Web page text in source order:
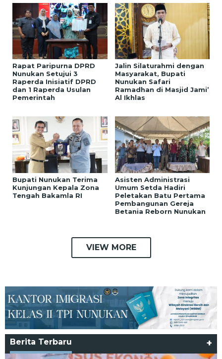
Rapat Paripurna DPRD
Nunukan Setujui 3
Raperda Inisiatif DPRD
dan 1 Raperda Usulan
Pemerintah
Jalin Silaturahmi dengan
Masyarakat, Bupati
Nunukan Safari
Ramadhan di Masjid Jami’
Al Ikhlas
Bupati Nunukan Terima
Kunjungan Kepala Zona
Tengah Bakamla RI
Asisten Administrasi
Umum Setda Hadiri
Peletakan Batu Pertama
Pembangunan Gereja
Betania Reborn Nunukan
VIEW MORE
Berita Terbaru +